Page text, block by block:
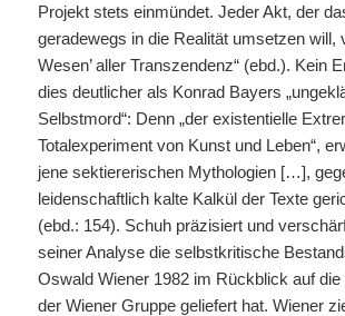
Projekt stets einmündet. Jeder Akt, der
geradewegs in die Realität umsetzen will,
Wesen’ aller Transzendenz“ (ebd.). Kein
dies deutlicher als Konrad Bayers
Selbstmord“: Denn „der existentielle
Totalexperiment von Kunst und Leben“,
jene sektiererischen Mythologien […],
leidenschaftlich kalte Kalkül der Texte
(ebd.: 154). Schuh präzisiert und
seiner Analyse die selbstkritische
Oswald Wiener 1982 im Rückblick auf
der Wiener Gruppe geliefert hat. Wiener